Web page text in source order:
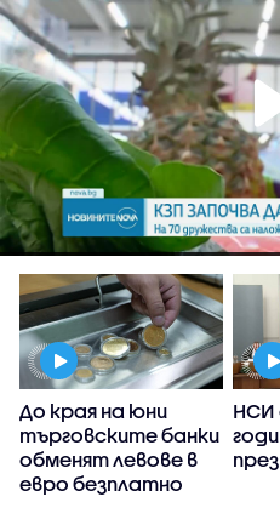
До края на юни
търговските банки
обменят левове в
евро безплатно
НСИ